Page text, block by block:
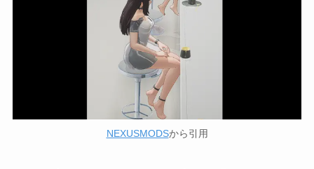
NEXUSMODSから引用